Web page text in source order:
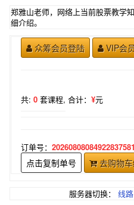
郑雅山老师，网络上当前股票教学
细介绍。
众筹会员登陆 VIP会
共: 0 套课程, 合计： ¥元
订单号： 20260808084922837581
点击复制单号 去购物
服务器切换： 线